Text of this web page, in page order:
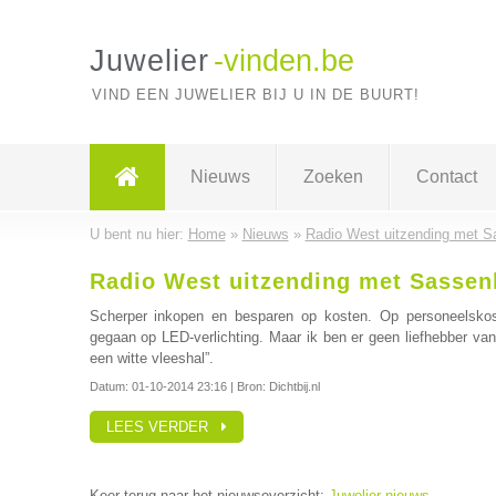
Juwelier -vinden.be
VIND EEN JUWELIER BIJ U IN DE BUURT!
Nieuws Zoeken Contact
U bent nu hier: Home» Nieuws » Radio West uitzending met
Radio West uitzending met
Scherper inkopen en besparen op kosten. Op
gegaan op LED-verlichting. Maar ik ben er geen liefhebber
een witte vleeshal”.
Datum: 01-10-2014 23:16| Bron: Dichtbij.nl
LEES VERDER